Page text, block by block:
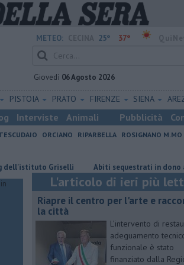
METEO: 25° 37°
Giovedì 06 Agosto 2026
PISTOIA PRATO FIRENZE SIENA
Interviste Animali Pubblicità
ORCIANO RIPARBELLA ROSIGNANO M.MO
Griselli Abiti sequestrati in dono alla
L'articolo di ieri più
Riapre il centro per l'arte e
la città
L’intervento di
adeguamento
funzionale è stato
finanziato dalla